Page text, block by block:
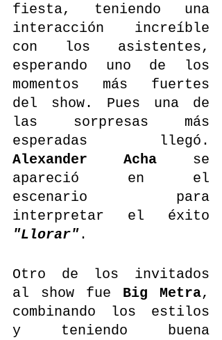
fiesta, teniendo una
interacción increíble
con los asistentes,
esperando uno de los
momentos más fuertes
del show. Pues una de
las sorpresas más
Alexander Acha se
apareció en el
escenario para
"Llorar" .
Otro de los invitados
al show fue Big Metra,
combinando los estilos
y teniendo buena